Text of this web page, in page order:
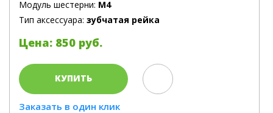
Модуль шестерни: M4
Тип аксессуара: зубчатая рейка
Цена: 850 руб.
КУПИТЬ
Заказать в один клик